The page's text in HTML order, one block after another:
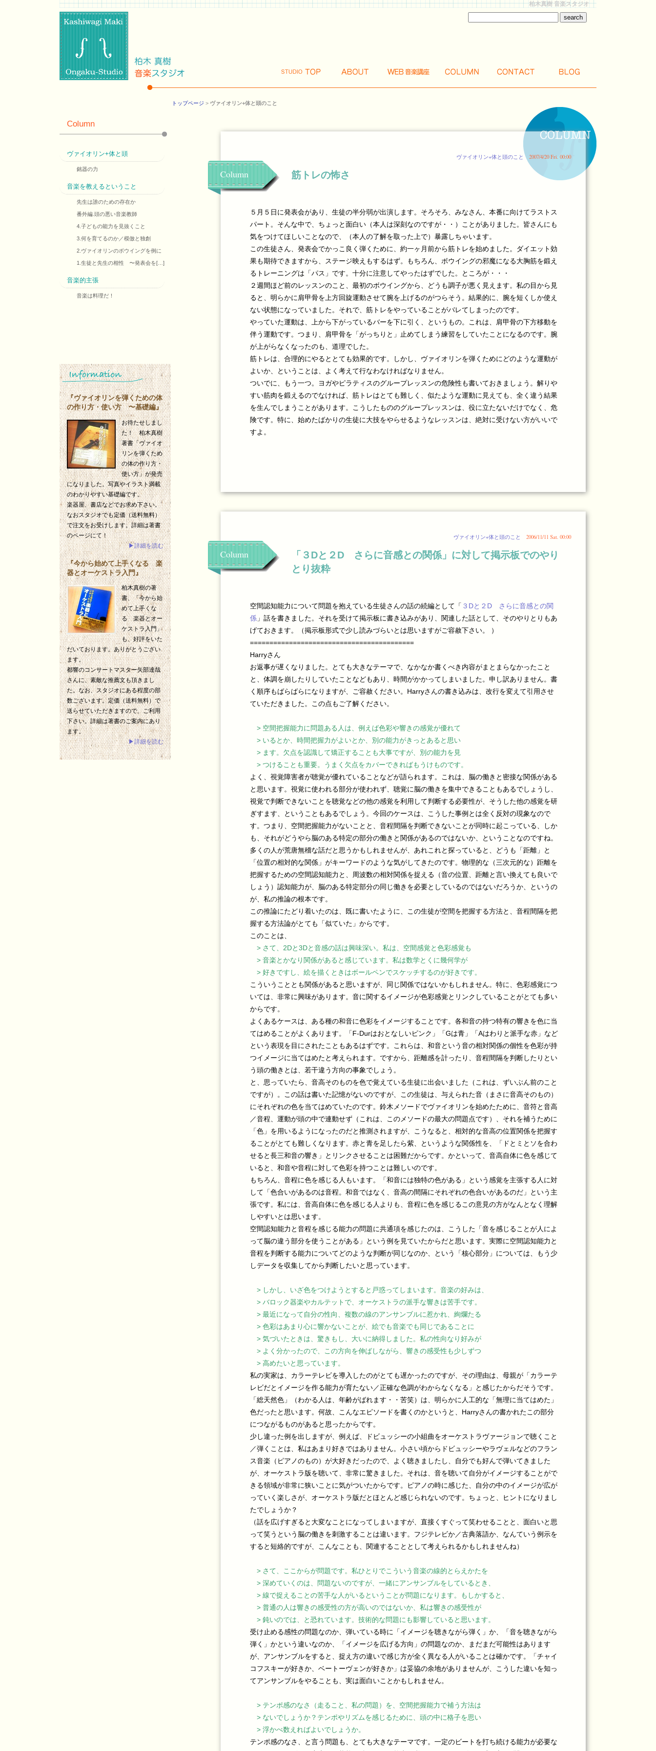
柏木真樹 音楽スタジオ
トップページ > ヴァイオリン+体と頭のこと
Column
ヴァイオリン+体と頭のこと 2007/4/20 Fri. 00:00
筋トレの怖さ
５月５日に発表会があり、生徒の半分弱が出演します。そろそろ、みなさん、本番に向けてラストス
パート。そんな中で、ちょっと面白い（本人は深刻なのですが・・）ことがありました。皆さんにも
気をつけてほしいことなので、（本人の了解を取った上で）暴露しちゃいます。
この生徒さん、発表会でかっこ良く弾くために、約一ヶ月前から筋トレを始めました。ダイエット効
果も期待できますから、ステージ映えもするはず。もちろん、ボウイングの邪魔になる大胸筋を鍛え
るトレーニングは「パス」です。十分に注意してやったはずでした。ところが・・・
２週間ほど前のレッスンのこと、最初のボウイングから、どうも調子が悪く見えます。私の目から見
ると、明らかに肩甲骨を上方回旋運動させて腕を上げるのがつらそう。結果的に、腕を短くしか使え
ない状態になっていました。それで、筋トレをやっていることがバレてしまったのです。
やっていた運動は、上から下がっているバーを下に引く、というもの。これは、肩甲骨の下方移動を
伴う運動です。つまり、肩甲骨を「がっちりと」止めてしまう練習をしていたことになるのです。腕
が上がらなくなったのも、道理でした。
筋トレは、合理的にやるととても効果的です。しかし、ヴァイオリンを弾くためにどのような運動が
よいか、ということは、よく考えて行なわなければなりません。
ついでに、もう一つ。ヨガやピラティスのグループレッスンの危険性も書いておきましょう。解りや
すい筋肉を鍛えるのでなければ、筋トレはとても難しく、似たような運動に見えても、全く違う結果
を生んでしまうことがあります。こうしたもののグループレッスンは、役に立たないだけでなく、危
険です。特に、始めたばかりの生徒に大技をやらせるようなレッスンは、絶対に受けない方がいいで
すよ。
Column
ヴァイオリン+体と頭のこと 2006/11/11 Sat. 00:00
「３Dと２D さらに音感との関係」に対して掲示板でのやり
とり抜粋
空間認知能力について問題を抱えている生徒さんの話の続編として「 ３Dと２D さらに音感との関
係 」話を書きました。それを受けて掲示板に書き込みがあり、関連した話として、そのやりとりもあ
げておきます。（掲示板形式で少し読みづらいとは思いますがご容赦下さい。 ）
==========================================
Harryさん
お返事が遅くなりました。とても大きなテーマで、なかなか書くべき内容がまとまらなかったこと
と、体調を崩したりしていたことなどもあり、時間がかかってしまいました。申し訳ありません。書
く順序もばらばらになりますが、ご容赦ください。Harryさんの書き込みは、改行を変えて引用させ
ていただきました。この点もご了解ください。
> 空間把握能力に問題ある人は、例えば色彩や響きの感覚が優れて
> いるとか、時間把握力がよいとか、別の能力がきっとあると思い
> ます。欠点を認識して矯正することも大事ですが、別の能力を見
> つけることも重要。うまく欠点をカバーできればもうけものです。
よく、視覚障害者が聴覚が優れていることなどが語られます。これは、脳の働きと密接な関係がある
と思います。視覚に使われる部分が使われず、聴覚に脳の働きを集中できることもあるでしょうし、
視覚で判断できないことを聴覚などの他の感覚を利用して判断する必要性が、そうした他の感覚を研
ぎすます、ということもあるでしょう。今回のケースは、こうした事例とは全く反対の現象なので
す。つまり、空間把握能力がないことと、音程間隔を判断できないことが同時に起こっている、しか
も、それがどうやら脳のある特定の部分の働きと関係があるのではないか、ということなのですね。
多くの人が荒唐無稽な話だと思うかもしれませんが、あれこれと探っていると、どうも「距離」と
「位置の相対的な関係」がキーワードのような気がしてきたのです。物理的な（三次元的な）距離を
把握するための空間認知能力と、周波数の相対関係を捉える（音の位置、距離と言い換えても良いで
しょう）認知能力が、脳のある特定部分の同じ働きを必要としているのではないだろうか、というの
が、私の推論の根本です。
この推論にたどり着いたのは、既に書いたように、この生徒が空間を把握する方法と、音程間隔を把
握する方法論がとても「似ていた」からです。
このことは、
> さて、2Dと3Dと音感の話は興味深い。私は、空間感覚と色彩感覚も
> 音楽とかなり関係があると感じています。私は数学とくに幾何学が
> 好きですし、絵を描くときはボールペンでスケッチするのが好きです。
こういうこととも関係があると思いますが、同じ関係ではないかもしれません。特に、色彩感覚につ
いては、非常に興味があります。音に関するイメージが色彩感覚とリンクしていることがとても多い
からです。
よくあるケースは、ある種の和音に色彩をイメージすることです。各和音の持つ特有の響きを色に当
てはめることがよくあります。「F-Durはおとなしいピンク」「Gは青」「Aはわりと派手な赤」など
という表現を目にされたこともあるはずです。これらは、和音という音の相対関係の個性を色彩が持
つイメージに当てはめたと考えられます。ですから、距離感を計ったり、音程間隔を判断したりとい
う頭の働きとは、若干違う方向の事象でしょう。
と、思っていたら、音高そのものを色で覚えている生徒に出会いました（これは、ずいぶん前のこと
ですが）。この話は書いた記憶がないのですが、この生徒は、与えられた音（まさに音高そのもの）
にそれぞれの色を当てはめていたのです。鈴木メソードでヴァイオリンを始めたために、音符と音高
／音程、運動が頭の中で連動せず（これは、このメソードの最大の問題点です）、それを補うために
「色」を用いるようになったのだと推測されますが、こうなると、相対的な音高の位置関係を把握す
ることがとても難しくなります。赤と青を足したら紫、というような関係性を、「ドとミとソを合わ
せると長三和音の響き」とリンクさせることは困難だからです。かといって、音高自体に色を感じて
いると、和音や音程に対して色彩を持つことは難しいのです。
もちろん、音程に色を感じる人もいます。「和音には独特の色がある」という感覚を主張する人に対
して「色合いがあるのは音程。和音ではなく、音高の間隔にそれぞれの色合いがあるのだ」という主
張です。私には、音高自体に色を感じる人よりも、音程に色を感じるこの意見の方がなんとなく理解
しやすいとは思います。
空間認知能力と音程を感じる能力の問題に共通項を感じたのは、こうした「音を感じることが人によ
って脳の違う部分を使うことがある」という例を見ていたからだと思います。実際に空間認知能力と
音程を判断する能力についてどのような判断が同じなのか、という「核心部分」については、もう少
しデータを収集してから判断したいと思っています。
> しかし、いざ色をつけようとすると戸惑ってしまいます。音楽の好みは、
> バロック器楽やカルテットで、オーケストラの派手な響きは苦手です。
> 最近になって自分の性向、複数の線のアンサンブルに惹かれ、絢爛たる
> 色彩はあまり心に響かないことが、絵でも音楽でも同じであることに
> 気づいたときは、驚きもし、大いに納得しました。私の性向なり好みが
> よく分かったので、この方向を伸ばしながら、響きの感受性も少しずつ
> 高めたいと思っています。
私の実家は、カラーテレビを導入したのがとても遅かったのですが、その理由は、母親が「カラーテ
レビだとイメージを作る能力が育たない／正確な色調がわからなくなる」と感じたからだそうです。
「総天然色」（わかる人は、年齢がばれます・・苦笑）は、明らかに人工的な「無理に当てはめた」
色だったと思います。何故、こんなエピソードを書くのかというと、Harryさんの書かれたこの部分
につながるものがあると思ったからです。
少し違った例を出しますが、例えば、ドビュッシーの小組曲をオーケストラヴァージョンで聴くこと
／弾くことは、私はあまり好きではありません。小さい頃からドビュッシーやラヴェルなどのフラン
ス音楽（ピアノのもの）が大好きだったので、よく聴きましたし、自分でも好んで弾いてきました
が、オーケストラ版を聴いて、非常に驚きました。それは、音を聴いて自分がイメージすることがで
きる領域が非常に狭いことに気がついたからです。ピアノの時に感じた、自分の中のイメージが広が
っていく楽しさが、オーケストラ版だとほとんど感じられないのです。ちょっと、ヒントになりまし
たでしょうか？
（話を広げすぎると大変なことになってしまいますが、直接くすぐって笑わせることと、面白いと思
って笑うという脳の働きを刺激することは違います。フジテレビか／古典落語か、なんていう例示を
すると短絡的ですが、こんなことも、関連することとして考えられるかもしれませんね）
> さて、ここからが問題です。私ひとりでこういう音楽の線的とらえかたを
> 深めていくのは、問題ないのですが、一緒にアンサンブルをしているとき、
> 線で捉えることの苦手な人がいるということが問題になります。もしかすると、
> 普通の人は響きの感受性の方が高いのではないか、私は響きの感受性が
> 鈍いのでは、と恐れています。技術的な問題にも影響していると思います。
受け止める感性の問題なのか、弾いている時に「イメージを聴きながら弾く」か、「音を聴きながら
弾く」かという違いなのか、「イメージを広げる方向」の問題なのか、まだまだ可能性はあります
が、アンサンブルをすると、捉え方の違いで感じ方が全く異なる人がいることは確かです。「チャイ
コフスキーが好きか、ベートーヴェンが好きか」は妥協の余地がありませんが、こうした違いを知っ
てアンサンブルをやることも、実は面白いことかもしれません。
> テンポ感のなさ（走ること、私の問題）を、空間把握能力で補う方法は
> ないでしょうか？テンポやリズムを感じるために、頭の中に格子を思い
> 浮かべ数えればよいでしょうか。
テンポ感のなさ、と言う問題も、とても大きなテーマです。一定のビートを打ち続ける能力が必要な
Column
ヴァイオリン+体と頭
銘器の力
音楽を教えるということ
先生は誰のための存在か
番外編.頭の悪い音楽教師
4.子どもの能力を見抜くこと
3.何を育てるのか／模倣と独創
2.ヴァイオリンのボウイングを例に
1.生徒と先生の相性 〜発表会を[…]
音楽的主張
音楽は料理だ！
『ヴァイオリンを弾くための体
の作り方・使い方 〜基礎編』
お待たせしまし
た！ 柏木真樹
著書「ヴァイオ
リンを弾くため
の体の作り方・
使い方」が発売
になりました。写真やイラスト満載
のわかりやすい基礎編です。
楽器屋、書店などでお求め下さい。
なおスタジオでも定価（送料無料）
で注文をお受けします。詳細は著書
のページにて！
▶詳細を読む
『今から始めて上手くなる 楽
器とオーケストラ入門』
柏木真樹の著
書、「今から始
めて上手くな
る 楽器とオー
ケストラ入門」
も、好評をいた
だいております。ありがとうござい
ます。
都響のコンサートマスター矢部達哉
さんに、素敵な推薦文も頂きまし
た。なお、スタジオにある程度の部
数ございます。定価（送料無料）で
送らせていただきますので、ご利用
下さい。詳細は著書のご案内にあり
ます。
▶詳細を読む